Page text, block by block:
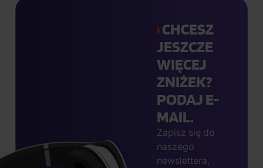
CHCESZ
JESZCZE
WIĘCEJ
ZNIŻEK?
PODAJ E-
MAIL.
Zapisz się do
naszego
newslettera,